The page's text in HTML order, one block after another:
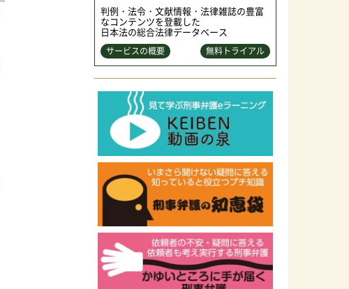
判例・法令・文献情報・法律雑誌の豊富
なコンテンツを登載した
日本法の総合法律データベース
サービスの概要 無料トライアル